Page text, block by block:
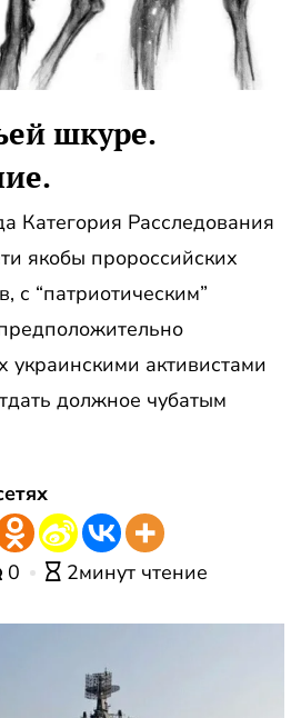
шкуре .
Категория Расследования
якобы пророссийских
с “патриотическим”
активистами
должное чубатым
0 2минут чтение